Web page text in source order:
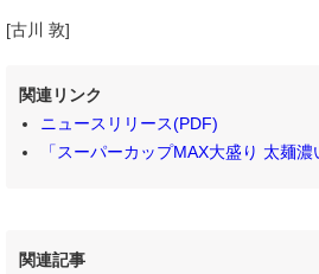
[古川 敦]
関連リンク
ニュースリリース(PDF)
「スーパーカップMAX大盛り 太麺濃
関連記事